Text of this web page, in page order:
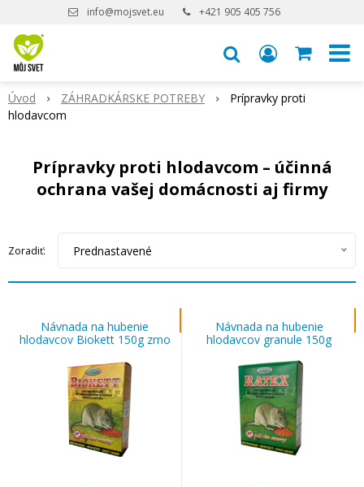
info@mojsvet.eu +421 905 405 756
Úvod ZÁHRADKÁRSKE POTREBY
Prípravky proti
hlodavcom
Prípravky proti hlodavcom – účinná
ochrana vašej domácnosti aj firmy
Zoradiť: Prednastavené
Návnada na hubenie
hlodavcov Biokett 150g zrno
Návnada na hubenie
hlodavcov granule 150g
RATEX